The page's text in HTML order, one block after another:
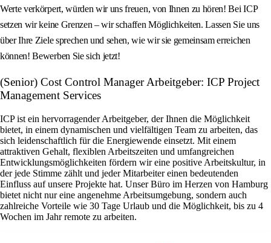
Werte verkörpert, würden wir uns freuen, von Ihnen zu hören! Bei ICP
setzen wir keine Grenzen – wir schaffen Möglichkeiten. Lassen Sie uns
über Ihre Ziele sprechen und sehen, wie wir sie gemeinsam erreichen
können! Bewerben Sie sich jetzt!
(Senior) Cost Control Manager Arbeitgeber: ICP Project
Management Services
ICP ist ein hervorragender Arbeitgeber, der Ihnen die Möglichkeit
bietet, in einem dynamischen und vielfältigen Team zu arbeiten, das
sich leidenschaftlich für die Energiewende einsetzt. Mit einem
attraktiven Gehalt, flexiblen Arbeitszeiten und umfangreichen
Entwicklungsmöglichkeiten fördern wir eine positive Arbeitskultur, in
der jede Stimme zählt und jeder Mitarbeiter einen bedeutenden
Einfluss auf unsere Projekte hat. Unser Büro im Herzen von Hamburg
bietet nicht nur eine angenehme Arbeitsumgebung, sondern auch
zahlreiche Vorteile wie 30 Tage Urlaub und die Möglichkeit, bis zu 4
Wochen im Jahr remote zu arbeiten.